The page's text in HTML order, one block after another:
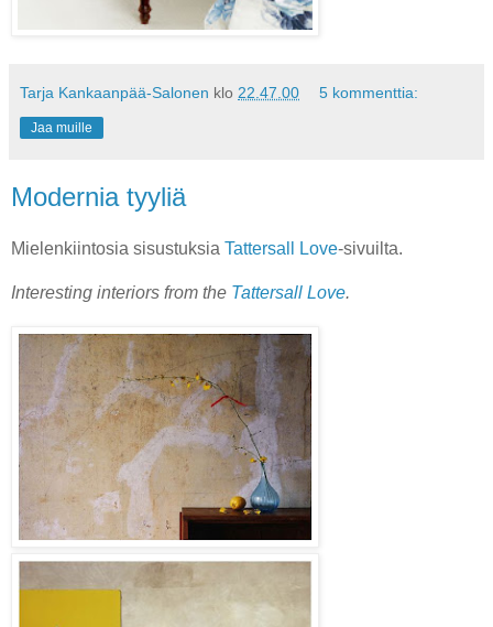
Tarja Kankaanpää-Salonen klo 22.47.00 5 kommenttia:
Jaa muille
Modernia tyyliä
Mielenkiintosia sisustuksia Tattersall Love-sivuilta.
Interesting interiors from the Tattersall Love.